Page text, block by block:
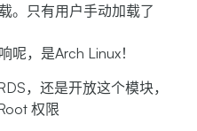
。只有用户手动加载了
呢，是Arch Linux！
，还是开放这个模块，
权限